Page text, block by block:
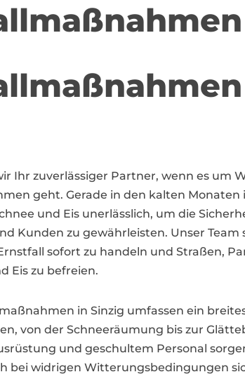
Ihr zuverlässiger Partner, wenn es um
geht. Gerade in den kalten Monaten
und Eis unerlässlich, um die
Kunden zu gewährleisten. Unser Team
sofort zu handeln und Straßen,
Eis zu befreien.
in Sinzig umfassen ein
von der Schneeräumung bis zur
und geschultem Personal
bei widrigen Witterungsbedingungen